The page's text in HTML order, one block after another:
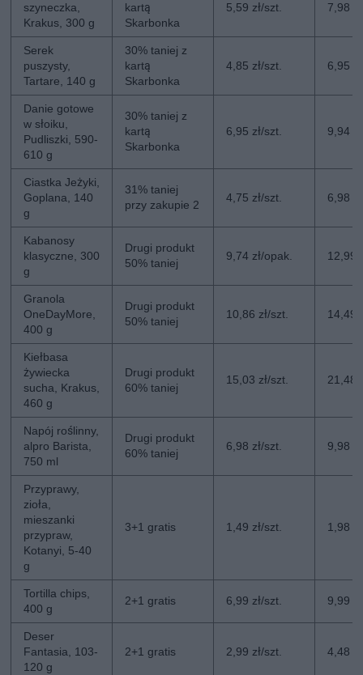
szyneczka,
Krakus, 300 g
kartą
Skarbonka
5,59 zł/szt. 7,98
Serek
puszysty,
Tartare, 140 g
30% taniej z
kartą
Skarbonka
4,85 zł/szt. 6,95
Danie gotowe
w słoiku,
Pudliszki, 590-
610 g
30% taniej z
kartą
Skarbonka
6,95 zł/szt. 9,94
Ciastka Jeżyki,
Goplana, 140
g
31% taniej
przy zakupie 2
4,75 zł/szt. 6,98
Kabanosy
klasyczne, 300
g
Drugi produkt
50% taniej
9,74 zł/opak. 12,99
Granola
OneDayMore,
400 g
Drugi produkt
50% taniej
10,86 zł/szt. 14,49
Kiełbasa
żywiecka
sucha, Krakus,
460 g
Drugi produkt
60% taniej
15,03 zł/szt. 21,48
Napój roślinny,
alpro Barista,
750 ml
Drugi produkt
60% taniej
6,98 zł/szt. 9,98
Przyprawy,
zioła,
mieszanki
przypraw,
Kotanyi, 5-40
g
3+1 gratis 1,49 zł/szt. 1,98
Tortilla chips,
400 g
2+1 gratis 6,99 zł/szt. 9,99
Deser
Fantasia, 103-
120 g
2+1 gratis 2,99 zł/szt. 4,48